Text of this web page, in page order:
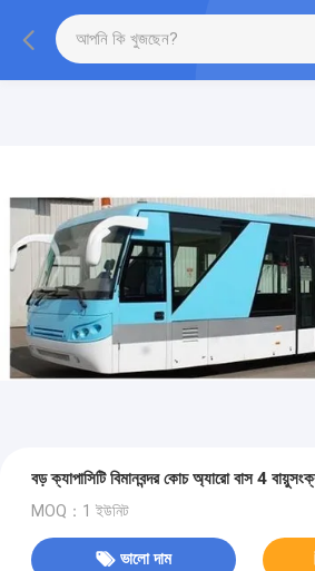
বড় ক্যাপাসিটি বিমানবন্দর কোচ অ্যারো বাস 4
MOQ：1 ইউনিট
ভালো দাম